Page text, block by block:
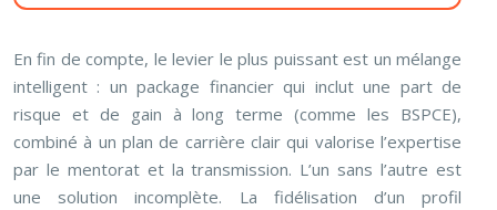
En fin de compte, le levier le plus puissant est un mélange
intelligent : un package financier qui inclut une part de
risque et de gain à long terme (comme les BSPCE),
combiné à un plan de carrière clair qui valorise l’expertise
par le mentorat et la transmission. L’un sans l’autre est
une solution incomplète. La fidélisation d’un profil